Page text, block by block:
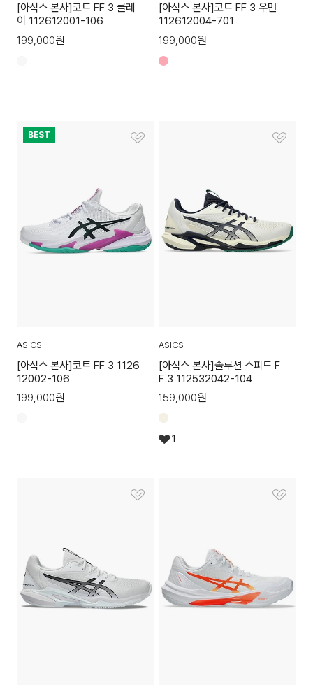
[아식스 본사]코트 FF 3 클레
이 112612001-106
199,000원
[아식스 본사]코트 FF 3 우먼
112612004-701
199,000원
BEST
ASICS
[아식스 본사]코트 FF 3 1126
12002-106
199,000원
ASICS
[아식스 본사]솔루션 스피드 F
F 3 112532042-104
159,000원
1